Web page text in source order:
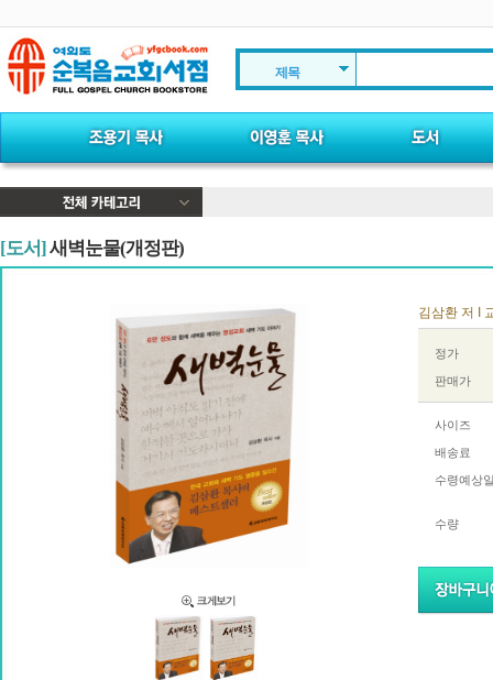
제목
[도서]새벽눈물(개정판)
김삼환 저 I
정가
판매가
사이즈
배송료
수령예상
수량